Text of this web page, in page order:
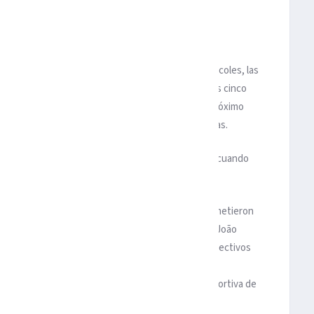
el movimiento del francés al Barcelona.
antígenos cuyos resultado se conoció el miércoles, las
está contagiada, arrojaron este jueves los cinco
de ellos estará disponible para el partido del próximo
Metropolitano, para el que quedan solo tres días.
la misma situación la pasada temporada, cuando
cuerpo técnico de nuestro primer equipo se sometieron
las que Simeone, Koke, Griezmann, Herrera y João
encuentran asintomáticos y aislados en sus respectivos
de las autoridades sanitarias”, afirmó el
del entrenamiento matutino en la Ciudad Deportiva de